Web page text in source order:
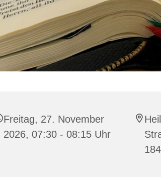
Freitag, 27. November
2026, 07:30 - 08:15 Uhr